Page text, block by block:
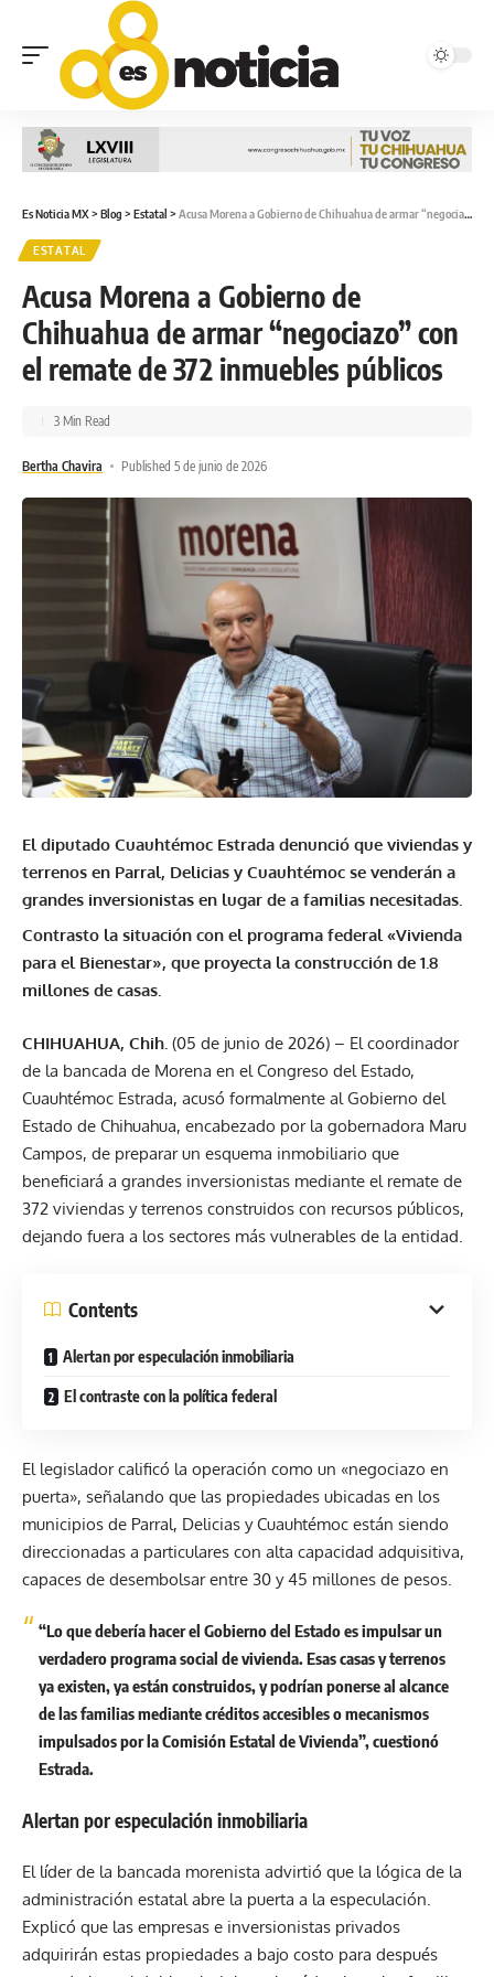
Es Noticia MX> Blog > Estatal > Acusa Morena a Gobierno de Chihuahua de armar “negociazo” con el remate de 372 inmuebles públicos
ESTATAL
Acusa Morena a Gobierno de
Chihuahua de armar “negociazo” con
el remate de 372 inmuebles públicos
Bertha Chavira Published 5 de junio de 2026
3 Min Read
El diputado Cuauhtémoc Estrada denunció que viviendas y
terrenos en Parral, Delicias y Cuauhtémoc se venderán a
grandes inversionistas en lugar de a familias necesitadas.
Contrasto la situación con el programa federal «Vivienda
para el Bienestar», que proyecta la construcción de 1.8
millones de casas.
CHIHUAHUA, Chih. (05 de junio de 2026) – El coordinador
de la bancada de Morena en el Congreso del Estado,
Cuauhtémoc Estrada, acusó formalmente al Gobierno del
Estado de Chihuahua, encabezado por la gobernadora Maru
Campos, de preparar un esquema inmobiliario que
beneficiará a grandes inversionistas mediante el remate de
372 viviendas y terrenos construidos con recursos públicos,
dejando fuera a los sectores más vulnerables de la entidad.
Contents
Alertan por especulación inmobiliaria
El contraste con la política federal
El legislador calificó la operación como un «negociazo en
puerta», señalando que las propiedades ubicadas en los
municipios de Parral, Delicias y Cuauhtémoc están siendo
direccionadas a particulares con alta capacidad adquisitiva,
capaces de desembolsar entre 30 y 45 millones de pesos.
“Lo que debería hacer el Gobierno del Estado es impulsar un
verdadero programa social de vivienda. Esas casas y terrenos
ya existen, ya están construidos, y podrían ponerse al alcance
de las familias mediante créditos accesibles o mecanismos
impulsados por la Comisión Estatal de Vivienda”, cuestionó
Estrada.
Alertan por especulación inmobiliaria
El líder de la bancada morenista advirtió que la lógica de la
administración estatal abre la puerta a la especulación.
Explicó que las empresas e inversionistas privados
adquirirán estas propiedades a bajo costo para después